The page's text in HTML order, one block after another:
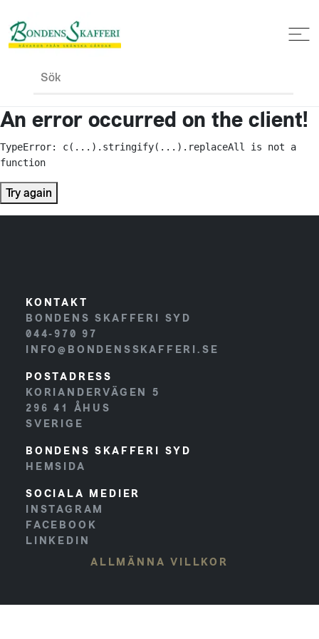
Sök
An error occurred on the client!
TypeError: c(...).stringify(...).replaceAll is not a
function
Try again
KONTAKT
BONDENS SKAFFERI SYD
044-970 97
INFO@BONDENSSKAFFERI.SE
POSTADRESS
KORIANDERVÄGEN 5
296 41 ÅHUS
SVERIGE
BONDENS SKAFFERI SYD
HEMSIDA
SOCIALA MEDIER
INSTAGRAM
FACEBOOK
LINKEDIN
ALLMÄNNA VILLKOR